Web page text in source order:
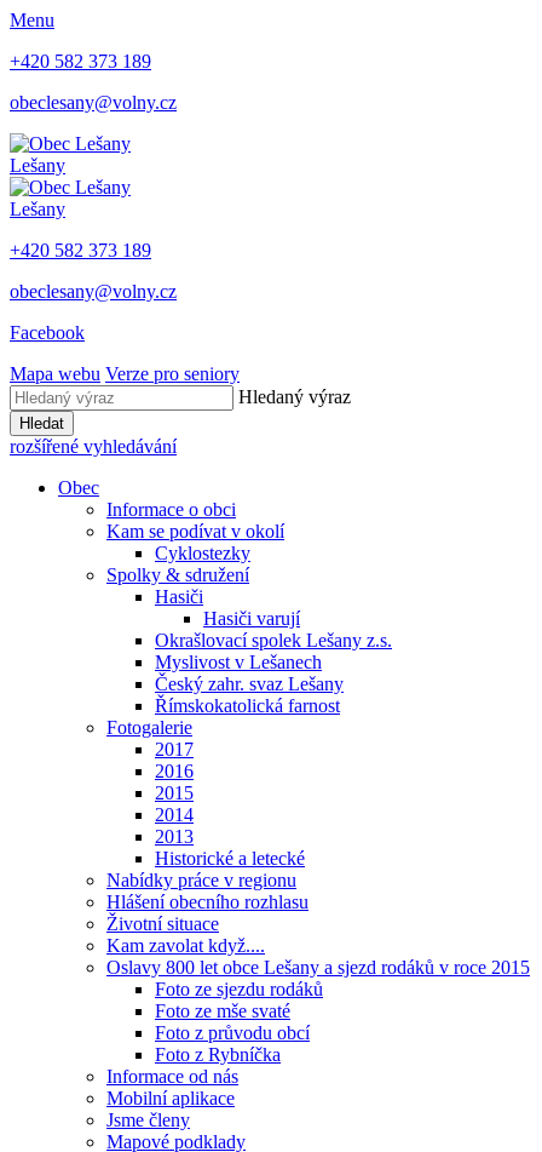
Menu
+420 582 373 189
obeclesany@volny.cz
Lešany
Lešany
+420 582 373 189
obeclesany@volny.cz
Facebook
Mapa webu Verze pro seniory
Hledaný výraz
Hledat
rozšířené vyhledávání
Obec
Informace o obci
Kam se podívat v okolí
Cyklostezky
Spolky & sdružení
Hasiči
Hasiči varují
Okrašlovací spolek Lešany z.s.
Myslivost v Lešanech
Český zahr. svaz Lešany
Římskokatolická farnost
Fotogalerie
2017
2016
2015
2014
2013
Historické a letecké
Nabídky práce v regionu
Hlášení obecního rozhlasu
Životní situace
Kam zavolat když....
Oslavy 800 let obce Lešany a sjezd rodáků v roce 2015
Foto ze sjezdu rodáků
Foto ze mše svaté
Foto z průvodu obcí
Foto z Rybníčka
Informace od nás
Mobilní aplikace
Jsme členy
Mapové podklady